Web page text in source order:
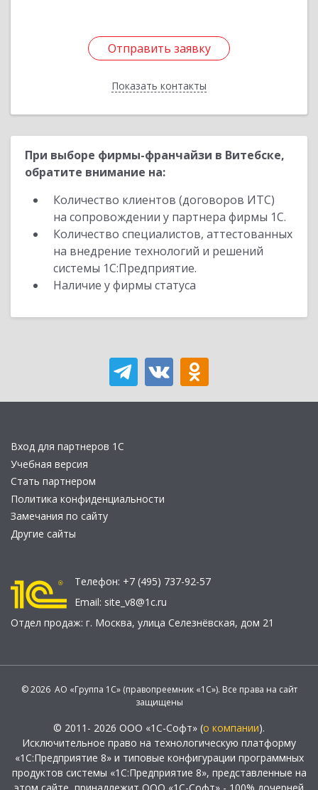
Отправить заявку
Показать контакты
Отправить заявку
Назад
При выборе фирмы-франчайзи в Витебске,
обратите внимание на:
Количество клиентов (договоров ИТС)
на сопровождении у партнера фирмы 1С.
Количество специалистов, аттестованных
на внедрение технологий и решений
системы 1С:Предприятие.
Наличие у фирмы статуса
Вход для партнеров 1С
Учебная версия
Стать партнером
Политика конфиденциальности
Замечания по сайту
Другие сайты
Телефон: +7 (495) 737-92-57
Email: site_v8@1c.ru
Отдел продаж: г. Москва, улица Селезнёвская, дом 21
© 2026 АО «Группа 1С» (правопреемник «1С»). Все права на сайт
защищены
© 2011- 2026 ООО «1С-Софт» (о компании).
Исключительное право на технологическую платформу
«1С:Предприятие 8» и типовые конфигурации программных
продуктов системы «1С:Предприятие 8», представленные на